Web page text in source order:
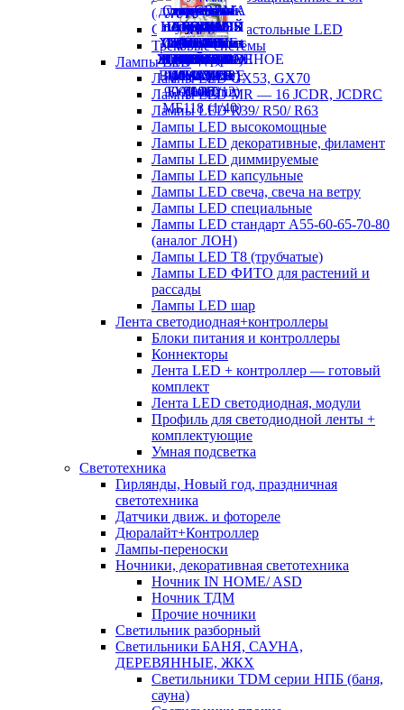
(аналог ЛСП)
Светильники настольные LED
Трековые системы
Лампы LED
Лампы LED GX53, GX70
Лампы LED MR — 16 JCDR, JCDRC
Лампы LED R39/ R50/ R63
Лампы LED высокомощные
Лампы LED декоративные, филамент
Лампы LED диммируемые
Лампы LED капсульные
Лампы LED свеча, свеча на ветру
Лампы LED специальные
Лампы LED стандарт А55-60-65-70-80
(аналог ЛОН)
Лампы LED Т8 (трубчатые)
Лампы LED ФИТО для растений и
рассады
Лампы LED шар
Лента светодиодная+контроллеры
Блоки питания и контроллеры
Коннекторы
Лента LED + контроллер — готовый
комплект
Лента LED светодиодная, модули
Профиль для светодиодной ленты +
комплектующие
Умная подсветка
Светотехника
Гирлянды, Новый год, праздничная
светотехника
Датчики движ. и фотореле
Дюралайт+Контроллер
Лампы-переноски
Ночники, декоративная светотехника
Ночник IN HOME/ ASD
Ночник ТДМ
Прочие ночники
Светильник разборный
Светильники БАНЯ, САУНА,
ДЕРЕВЯННЫЕ, ЖКХ
Светильники TDM серии НПБ (баня,
сауна)